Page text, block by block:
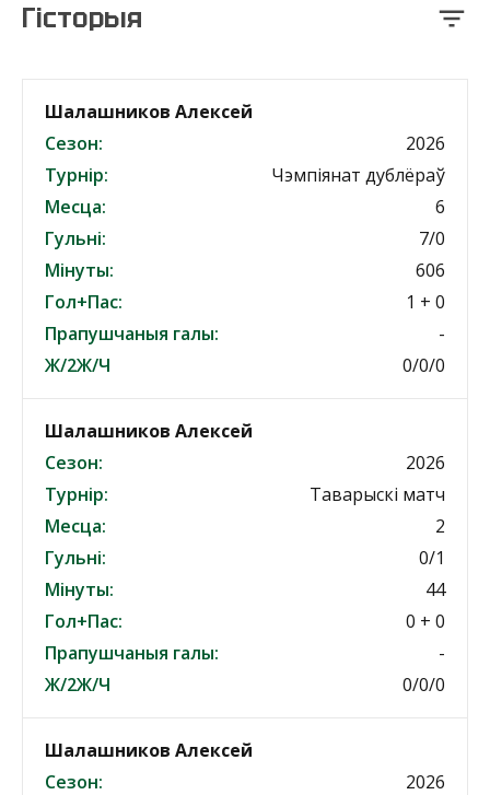
Гісторыя
Шалашников Алексей
Сезон:
2026
Турнір:
Чэмпіянат дублёраў
Месца:
6
Гульні:
7/0
Мінуты:
606
Гол+Пас:
1 + 0
Прапушчаныя галы:
-
Ж/2Ж/Ч
0/0/0
Шалашников Алексей
Сезон:
2026
Турнір:
Таварыскі матч
Месца:
2
Гульні:
0/1
Мінуты:
44
Гол+Пас:
0 + 0
Прапушчаныя галы:
-
Ж/2Ж/Ч
0/0/0
Шалашников Алексей
Сезон:
2026